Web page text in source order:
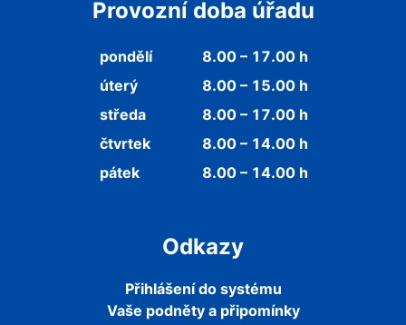
Provozní doba úřadu
pondělí
8.00 – 17.00 h
úterý
8.00 – 15.00 h
středa
8.00 – 17.00 h
čtvrtek
8.00 – 14.00 h
pátek
8.00 – 14.00 h
Odkazy
Přihlášení do systému
Vaše podněty a připomínky